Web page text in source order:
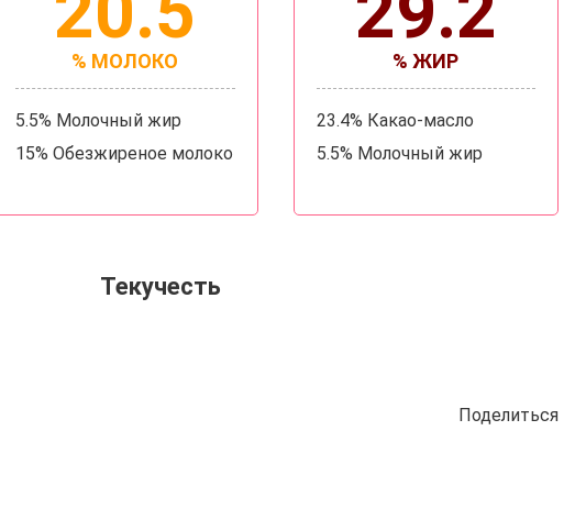
% МОЛОКО
5.5% Молочный жир
15% Обезжиреное молоко
% ЖИР
23.4% Какао-масло
5.5% Молочный жир
Текучесть
Поделиться